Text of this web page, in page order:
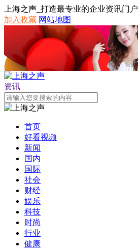
上海之声_打造最专业的企业资讯门户
加入收藏 网站地图
资讯
首页
好看视频
新闻
国内
国际
社会
财经
娱乐
科技
时尚
行业
健康